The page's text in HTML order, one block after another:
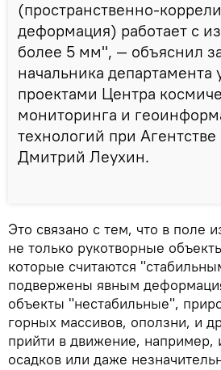
(пространственно-
деформация) работает с
более 5 мм", — объяснил
начальника департамента
проектами Центра
мониторинга и
технологий при
Дмитрий Леухин.
Это связано с тем, что в поле
не только рукотворные
которые считаются
подвержены явным
объекты "нестабильные",
горных массивов, оползни, и
прийти в движение, например,
осадков или даже